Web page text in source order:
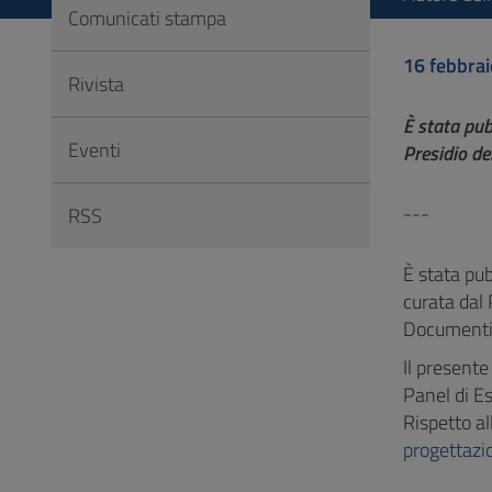
Vai
16
È stata
Presidio
---
È stata
curata dal
Il
Panel di
Rispetto
Comunicati stampa
Rivista
Eventi
RSS